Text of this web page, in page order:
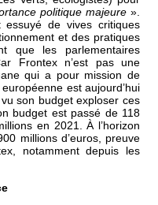
politique majeure ».
essuyé de vives critiques
et des pratiques
que les parlementaires
Frontex n’est pas une
qui a pour mission de
est aujourd’hui
son budget exploser ces
budget est passé de 118
en 2021. À l’horizon
millions d’euros, preuve
notamment depuis les